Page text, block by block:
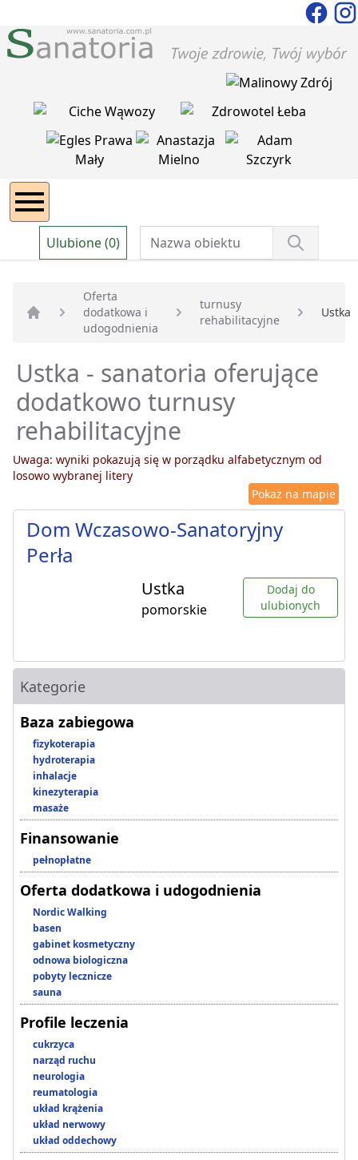
Ulubione (0)
Strona główna
Oferta
dodatkowa i
udogodnienia
turnusy
rehabilitacyjne
Ustka
Ustka - sanatoria oferujące
dodatkowo turnusy
rehabilitacyjne
Uwaga: wyniki pokazują się w porządku alfabetycznym od
losowo wybranej litery
Pokaż na mapie
Dom Wczasowo-Sanatoryjny
Perła
Ustka
pomorskie
Dodaj do
ulubionych
Kategorie
Baza zabiegowa
fizykoterapia
hydroterapia
inhalacje
kinezyterapia
masaże
Finansowanie
pełnopłatne
Oferta dodatkowa i udogodnienia
Nordic Walking
basen
gabinet kosmetyczny
odnowa biologiczna
pobyty lecznicze
sauna
Profile leczenia
cukrzyca
narząd ruchu
neurologia
reumatologia
układ krążenia
układ nerwowy
układ oddechowy